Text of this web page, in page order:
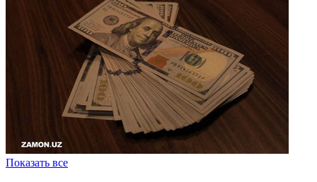
Показать все